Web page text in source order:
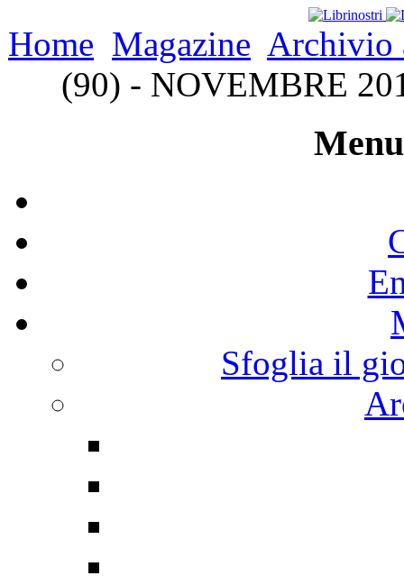
Home Magazine Archivio
(90) - NOVEMBRE
Sfoglia il